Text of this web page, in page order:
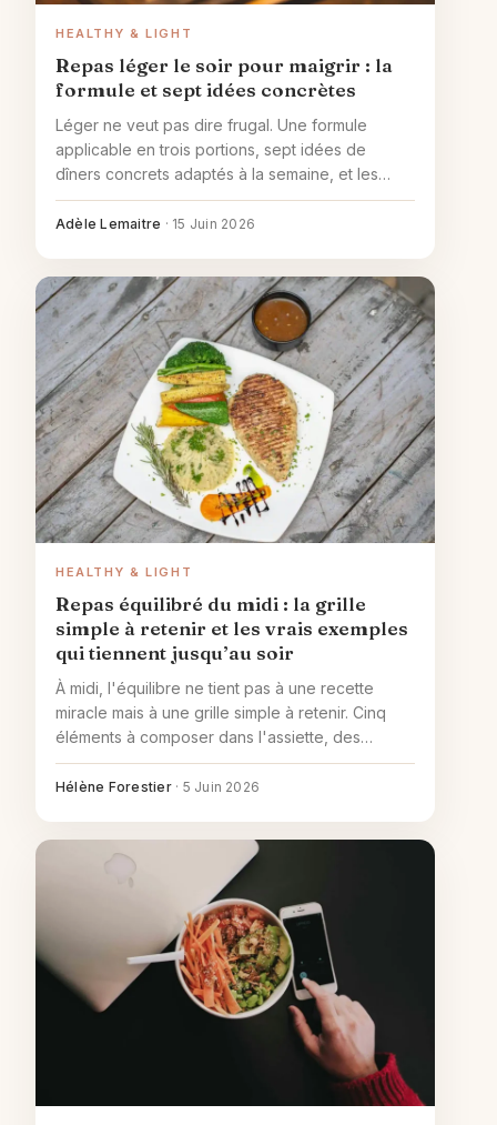
HEALTHY & LIGHT
Repas léger le soir pour maigrir : la
formule et sept idées concrètes
Léger ne veut pas dire frugal. Une formule
applicable en trois portions, sept idées de
dîners concrets adaptés à la semaine, et les
erreurs courantes qui annulent les efforts les
mieux pensés.
Adèle Lemaitre · 15 Juin 2026
HEALTHY & LIGHT
Repas équilibré du midi : la grille
simple à retenir et les vrais exemples
qui tiennent jusqu’au soir
À midi, l'équilibre ne tient pas à une recette
miracle mais à une grille simple à retenir. Cinq
éléments à composer dans l'assiette, des
exemples concrets pour la semaine, et
l'adaptation au bureau, à la lunch box et au
Hélène Forestier · 5 Juin 2026